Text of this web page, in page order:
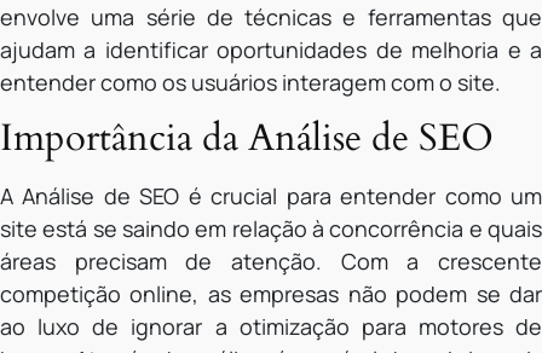
envolve uma série de técnicas e ferramentas que
ajudam a identificar oportunidades de melhoria e a
entender como os usuários interagem com o site.
Importância da Análise de SEO
A Análise de SEO é crucial para entender como um
site está se saindo em relação à concorrência e quais
áreas precisam de atenção. Com a crescente
competição online, as empresas não podem se dar
ao luxo de ignorar a otimização para motores de